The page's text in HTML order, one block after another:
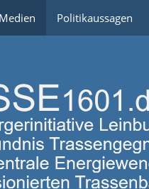
Politikaussagen